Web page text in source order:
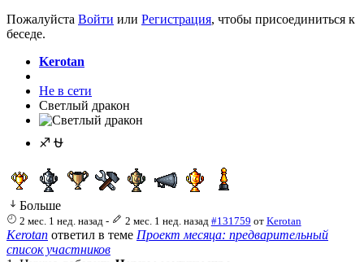
Пожалуйста Войти или Регистрация, чтобы присоединиться к
беседе.
Kerotan
Не в сети
Светлый дракон
♐ ⛎
Больше
2 мес. 1 нед. назад - 2 мес. 1 нед. назад #131759 от Kerotan
Kerotan ответил в теме Проект месяца: предварительный
список участников